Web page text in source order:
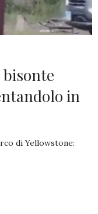
bisonte
in
di Yellowstone: